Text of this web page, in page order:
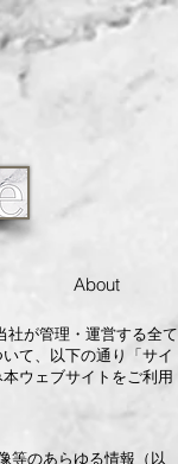
About
社が管理・運営する全て
て、以下の通り「サイ
ウェブサイトをご利用
等のあらゆる情報（以